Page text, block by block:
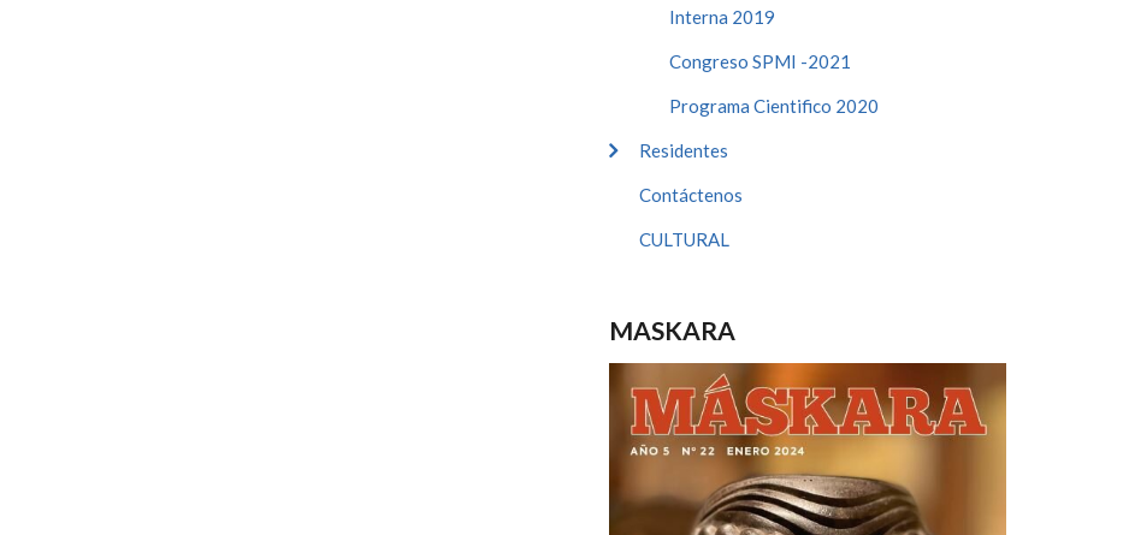
Interna 2019
Congreso SPMI -2021
Programa Cientifico 2020
Residentes
Contáctenos
CULTURAL
MASKARA